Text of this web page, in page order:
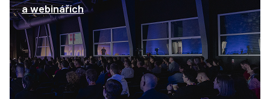
a webinářích